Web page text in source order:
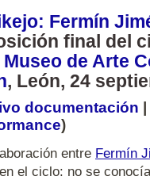
Fermín
final del
Museo de Arte
, León, 24
documentación
)
entre Fermín
el ciclo: no se